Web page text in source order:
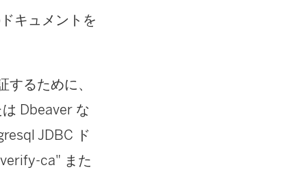
キュメントを
るために、
Dbeaver な
JDBC ド
ca" また